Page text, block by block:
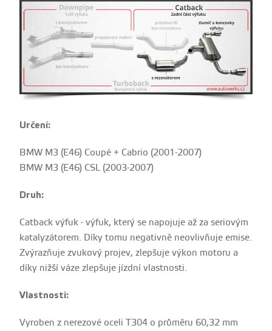
Určení:
BMW M3 (E46) Coupé + Cabrio (2001-2007)
BMW M3 (E46) CSL (2003-2007)
Druh:
Catback výfuk - výfuk, který se napojuje až za seriovým
katalyzátorem. Díky tomu negativně neovlivňuje emise.
Zvýrazňuje zvukový projev, zlepšuje výkon motoru a
díky nižší váze zlepšuje jízdní vlastnosti.
Vlastnosti:
Vyroben z nerezové oceli T304 o průměru 60,32 mm